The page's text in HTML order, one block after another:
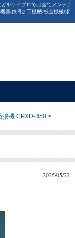
をケイプロでは全てメンテナ
器(鉄骨加工機械/板金機械/溶
接機 CPXD-350 >
2025/05/22